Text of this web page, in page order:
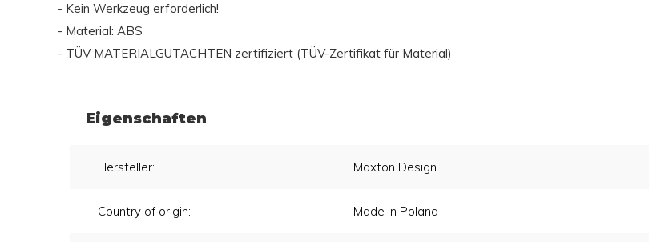
- Kein Werkzeug erforderlich!
- Material: ABS
- TÜV MATERIALGUTACHTEN zertifiziert (TÜV-Zertifikat für Material)
Eigenschaften
Hersteller: Maxton Design
Country of origin: Made in Poland